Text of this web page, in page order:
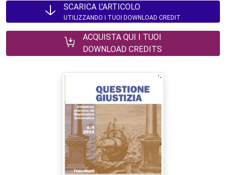
SCARICA L'ARTICOLO
UTILIZZANDO I TUOI DOWNLOAD CREDIT
ACQUISTA QUI I TUOI
DOWNLOAD CREDITS